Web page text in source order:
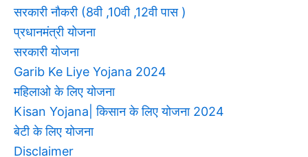
सरकारी नौकरी (8वी ,10वी ,12वी पास )
प्रधानमंत्री योजना
सरकारी योजना
Garib Ke Liye Yojana 2024
महिलाओ के लिए योजना
Kisan Yojana| किसान के लिए योजना 2024
बेटी के लिए योजना
Disclaimer